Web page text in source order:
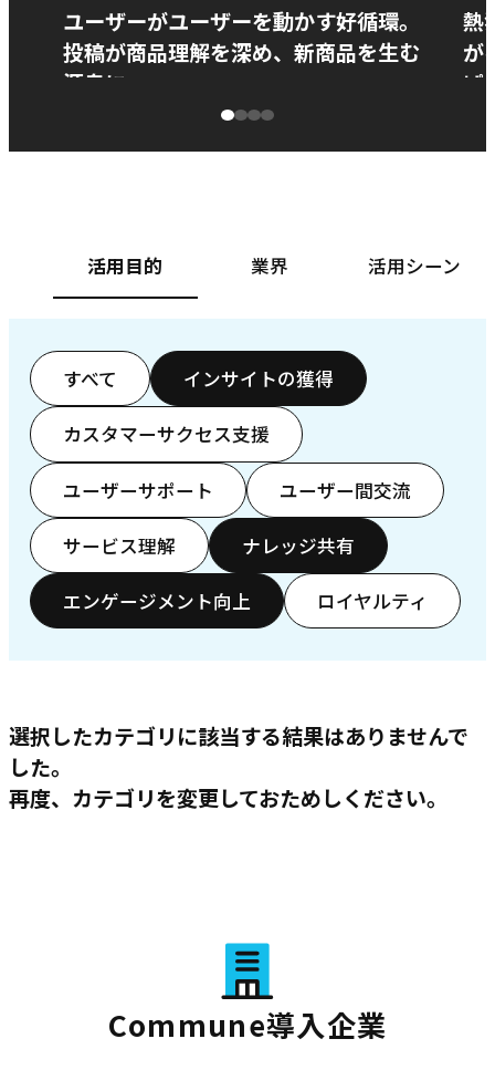
ユーザーがユーザーを動かす好循環。
投稿が商品理解を深め、新商品を生む
源泉に
熱
が
ぱ
活用目的 業界 活用シーン
すべて インサイトの獲得
カスタマーサクセス支援
ユーザーサポート ユーザー間交流
サービス理解 ナレッジ共有
エンゲージメント向上 ロイヤルティ
選択したカテゴリに該当する結果はありませんで
した。
再度、カテゴリを変更しておためしください。
Commune導入企業